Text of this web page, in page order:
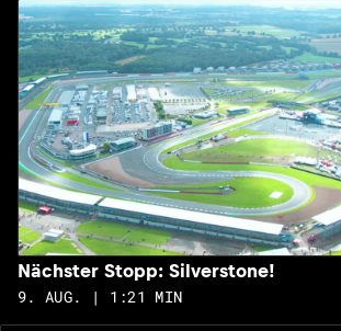
Nächster Stopp: Silverstone!
9. AUG. | 1:21 MIN